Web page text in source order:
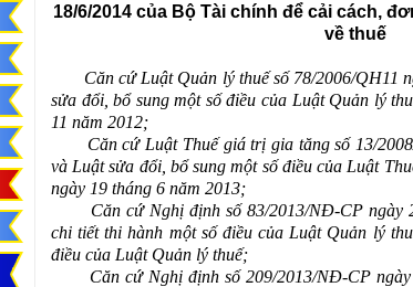
18/6/2014 của Bộ Tài chính để cải cách,
về thuế
Căn cứ Luật Quản lý thuế số 78/2006/QH11
sửa đổi, bổ sung một số điều của Luật Quản lý
11 năm 2012;
Căn cứ Luật Thuế giá trị gia tăng số 13/
và Luật sửa đổi, bổ sung một số điều của Luật
ngày 19 tháng 6 năm 2013;
Căn cứ Nghị định số 83/2013/NĐ-CP ngày
chi tiết thi hành một số điều của Luật Quản lý
điều của Luật Quản lý thuế;
Căn cứ Nghị định số 209/2013/NĐ-CP